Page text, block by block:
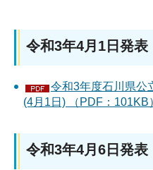
令和3年4月1日発表
令和3年度石川県公
(4月1日) （PDF：101KB
令和3年4月6日発表